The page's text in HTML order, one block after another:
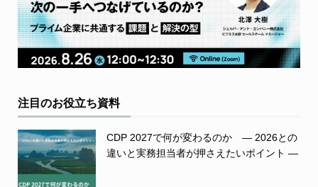
注目のお役立ち資料
CDP 2027で何が変わるのか ― 2026との
違いと実務担当者が押さえたいポイント ―